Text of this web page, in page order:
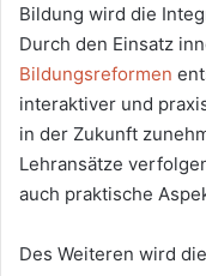
Bildung wird die
Durch den Einsatz
Bildungsreformen
interaktiver und
in der Zukunft
Lehransätze
auch praktische
Des Weiteren wird